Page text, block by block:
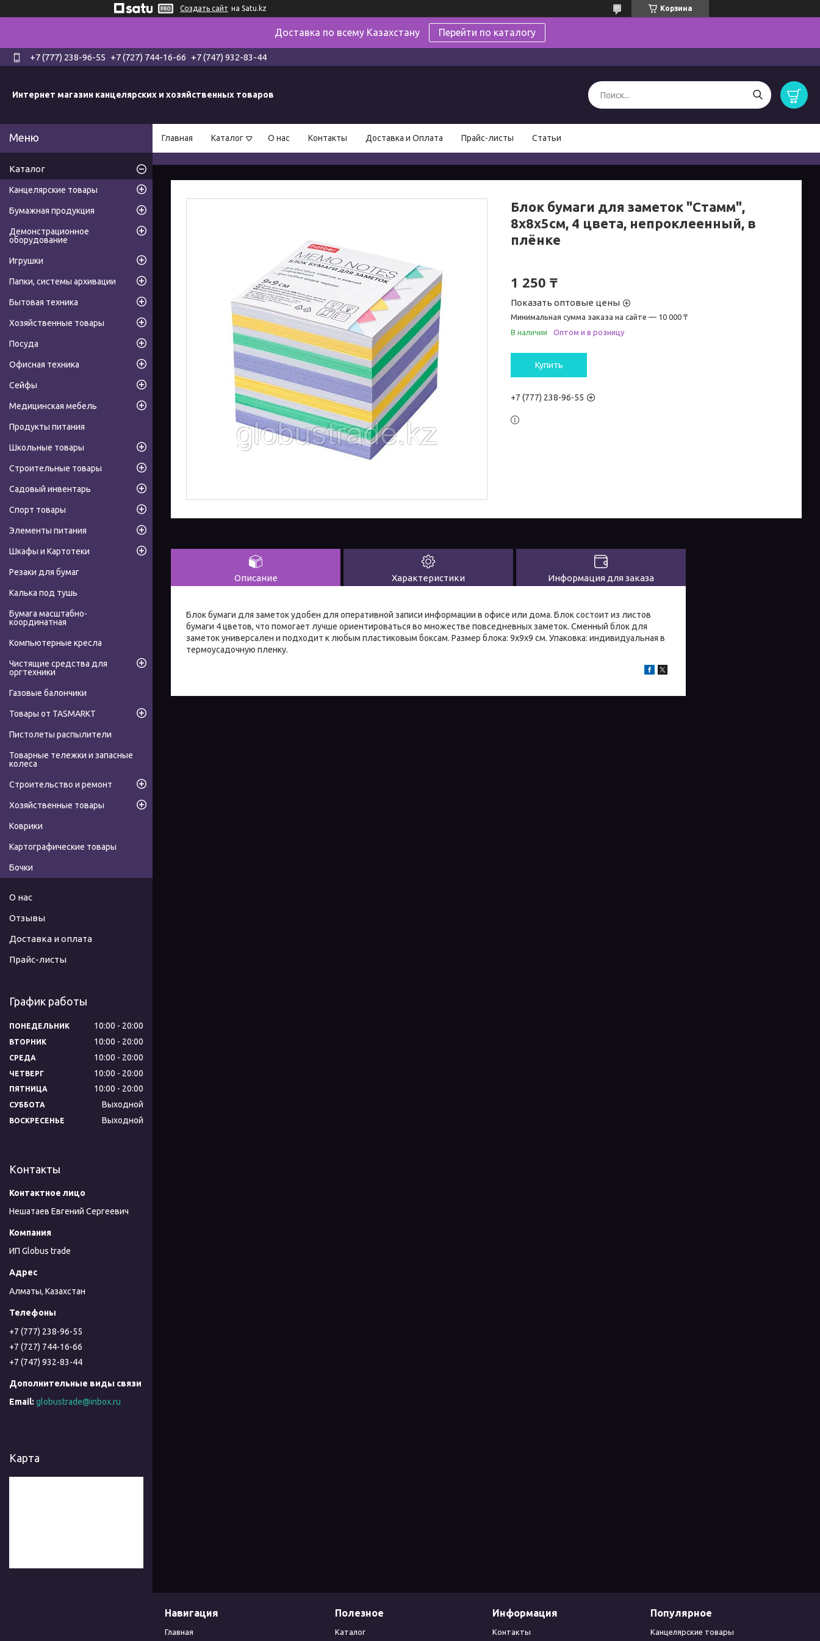
Создать сайт на Satu.kz Корзина
Доставка по всему Казахстану Перейти по каталогу
+7 (777) 238-96-55 +7 (727) 744-16-66 +7 (747) 932-83-44
Интернет магазин канцелярских и хозяйственных товаров
Главная Каталог О нас Контакты Доставка и Оплата Прайс-листы Статьи
Блок бумаги для заметок "Стамм",
8x8x5см, 4 цвета, непроклеенный, в
плёнке
1 250 ₸
Показать оптовые цены
Минимальная сумма заказа на сайте — 10 000 ₸
В наличии
Оптом и в розницу
Купить
+7 (777) 238-96-55
Описание Характеристики Информация для заказа
Блок бумаги для заметок удобен для оперативной записи информации в офисе или дома. Блок состоит из листов
бумаги 4 цветов, что помогает лучше ориентироваться во множестве повседневных заметок. Сменный блок для
заметок универсален и подходит к любым пластиковым боксам. Размер блока: 9х9х9 см. Упаковка: индивидуальная в
термоусадочную пленку.
Каталог
Канцелярские товары
Бумажная продукция
Демонстрационное
оборудование
Игрушки
Папки, системы архивации
Бытовая техника
Хозяйственные товары
Посуда
Офисная техника
Сейфы
Медицинская мебель
Продукты питания
Школьные товары
Строительные товары
Садовый инвентарь
Спорт товары
Элементы питания
Шкафы и Картотеки
Резаки для бумаг
Калька под тушь
Бумага масштабно-
координатная
Компьютерные кресла
Чистящие средства для
оргтехники
Газовые балончики
Товары от TASMARKT
Пистолеты распылители
Товарные тележки и запасные
колеса
Строительство и ремонт
Хозяйственные товары
Коврики
Картографические товары
Бочки
О нас
Отзывы
Доставка и оплата
Прайс-листы
График работы
ПОНЕДЕЛЬНИК 10:00 20:00
ВТОРНИК 10:00 20:00
СРЕДА 10:00 20:00
ЧЕТВЕРГ 10:00 20:00
ПЯТНИЦА 10:00 20:00
СУББОТА Выходной
ВОСКРЕСЕНЬЕ Выходной
Контакты
Нешатаев Евгений Сергеевич
ИП Globus trade
Алматы, Казахстан
+7 (777) 238-96-55
+7 (727) 744-16-66
+7 (747) 932-83-44
globustrade@inbox.ru
Карта
Навигация
Главная
Полезное
Каталог
Информация
Контакты
Популярное
Канцелярские товары